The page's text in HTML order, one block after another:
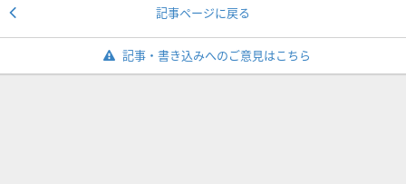
記事ページに戻る
記事・書き込みへのご意見はこちら